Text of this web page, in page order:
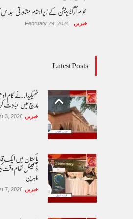
عوام آرگنایزیشن کے زیر اہتمام مشاورتی اجلاس
خبریں February 29, 2024
Latest Posts
ٹھیکیدار نے کام
چرچ میں عبادت
خبریں 3, 2026
پاکستان مِیں ا یک
ڈیجیٹل نظام
ماہرین
خبریں 7, 2026